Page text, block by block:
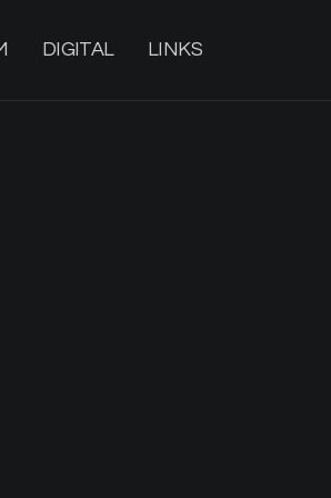
DIGITAL LINKS